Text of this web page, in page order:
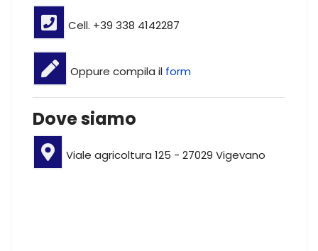
Cell. +39 338 4142287
Oppure compila il form
Dove siamo
Viale agricoltura 125 - 27029 Vigevano